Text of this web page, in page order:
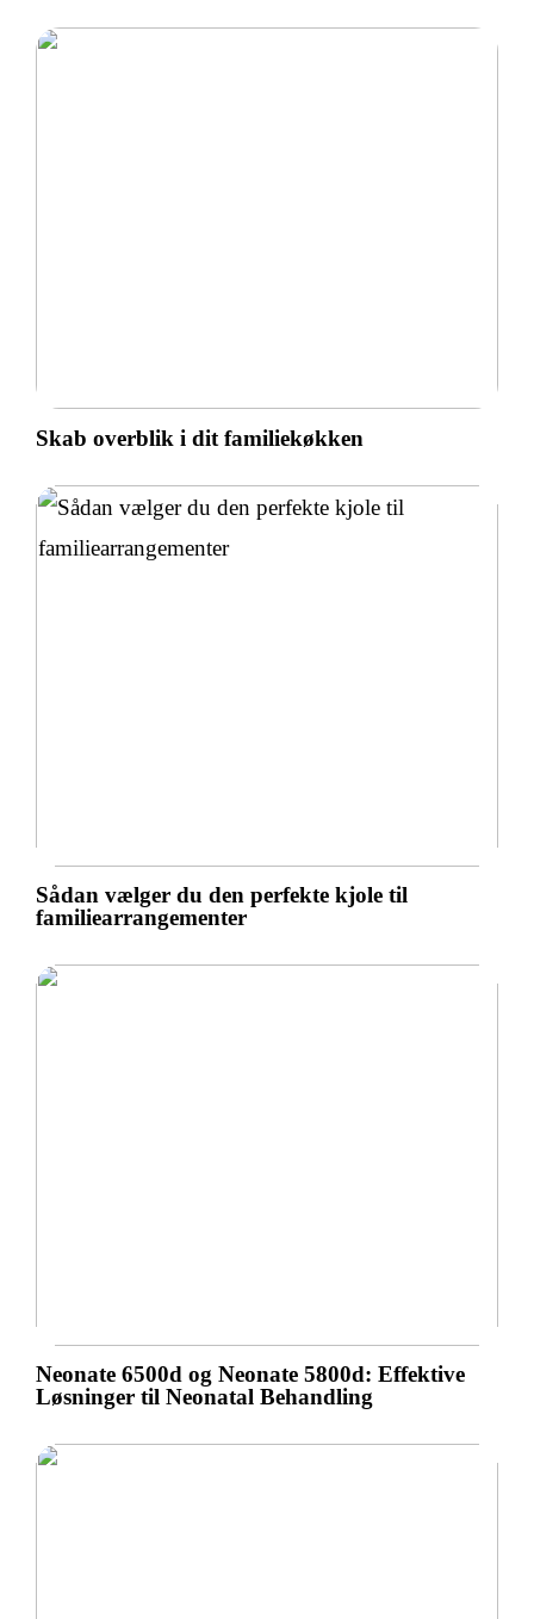
Skab overblik i dit familiekøkken
Sådan vælger du den perfekte kjole til
familiearrangementer
Neonate 6500d og Neonate 5800d: Effektive
Løsninger til Neonatal Behandling